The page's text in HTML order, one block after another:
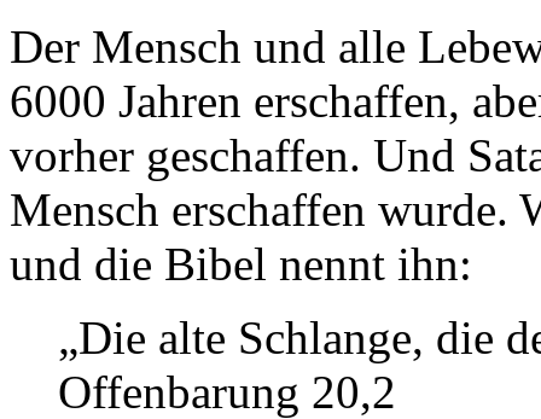
Der Mensch und alle
6000 Jahren erschaffen,
vorher geschaffen. Und
Mensch erschaffen wurde.
und die Bibel nennt ihn:
„Die alte Schlange, die
Offenbarung 20,2